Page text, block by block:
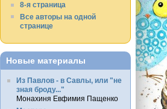
8-я страница
Все авторы на одной
странице
Новые материалы
Из Павлов - в Савлы, или "не
зная броду..."
Монахиня Евфимия Пащенко